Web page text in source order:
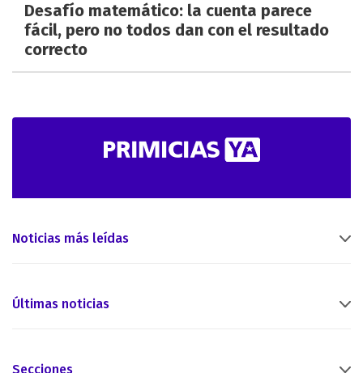
Desafío matemático: la cuenta parece
fácil, pero no todos dan con el resultado
correcto
Noticias más leídas
Últimas noticias
Secciones